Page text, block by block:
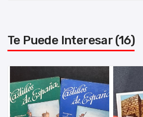
Te Puede Interesar (16)